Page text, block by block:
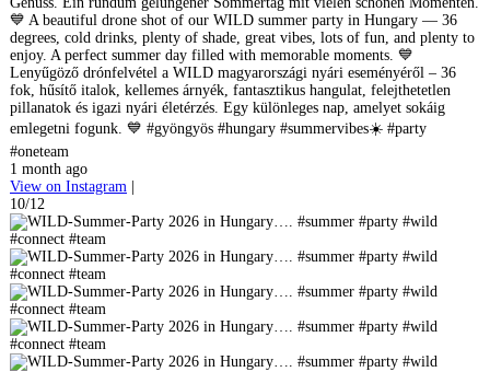
💙 A beautiful drone shot of our WILD summer party in Hungary — 36
degrees, cold drinks, plenty of shade, great vibes, lots of fun, and plenty to
enjoy. A perfect summer day filled with memorable moments. 💙
Lenyűgöző drónfelvétel a WILD magyarországi nyári eseményéről – 36
fok, hűsítő italok, kellemes árnyék, fantasztikus hangulat, felejthetetlen
pillanatok és igazi nyári életérzés. Egy különleges nap, amelyet sokáig
emlegetni fogunk. 💙 #gyöngyös #hungary #summervibes☀️ #party
#oneteam
1 month ago
View on Instagram |
10/12